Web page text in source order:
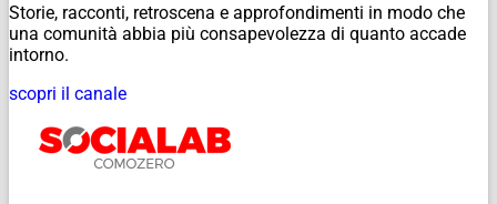
Storie, racconti, retroscena e approfondimenti in modo che
una comunità abbia più consapevolezza di quanto accade
intorno.
scopri il canale